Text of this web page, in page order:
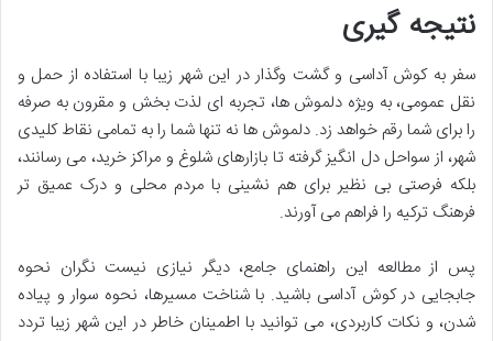
نتیجه گیری
سفر به کوش آداسی و گشت وگذار در این شهر زیبا با استفاده از حمل و
نقل عمومی، به ویژه دلموش ها، تجربه ای لذت بخش و مقرون به صرفه
را برای شما رقم خواهد زد. دلموش ها نه تنها شما را به تمامی نقاط کلیدی
شهر، از سواحل دل انگیز گرفته تا بازارهای شلوغ و مراکز خرید، می رسانند،
بلکه فرصتی بی نظیر برای هم نشینی با مردم محلی و درک عمیق تر
فرهنگ ترکیه را فراهم می آورند.
پس از مطالعه این راهنمای جامع، دیگر نیازی نیست نگران نحوه
جابجایی در کوش آداسی باشید. با شناخت مسیرها، نحوه سوار و پیاده
شدن، و نکات کاربردی، می توانید با اطمینان خاطر در این شهر زیبا تردد